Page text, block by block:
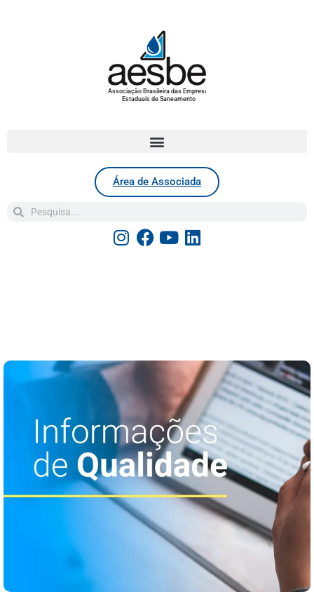
Associação Brasileira das Empresas
Estaduais de Saneamento
Área de Associada